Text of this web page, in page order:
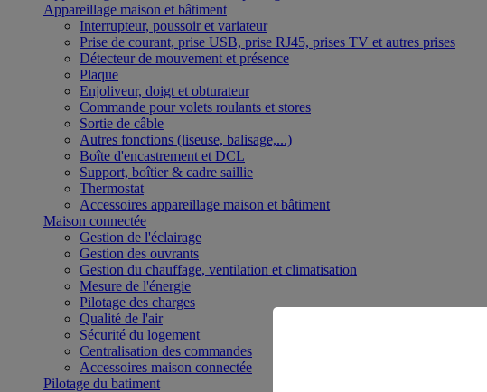
Appareillage maison et bâtiment
Interrupteur, poussoir et variateur
Prise de courant, prise USB, prise RJ45, prises TV et autres prises
Détecteur de mouvement et présence
Plaque
Enjoliveur, doigt et obturateur
Commande pour volets roulants et stores
Sortie de câble
Autres fonctions (liseuse, balisage,...)
Boîte d'encastrement et DCL
Support, boîtier & cadre saillie
Thermostat
Accessoires appareillage maison et bâtiment
Maison connectée
Gestion de l'éclairage
Gestion des ouvrants
Gestion du chauffage, ventilation et climatisation
Mesure de l'énergie
Pilotage des charges
Qualité de l'air
Sécurité du logement
Centralisation des commandes
Accessoires maison connectée
Pilotage du batiment